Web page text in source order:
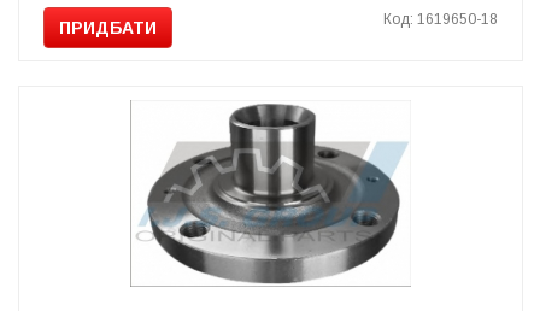
ПРИДБАТИ Код: 1619650-18